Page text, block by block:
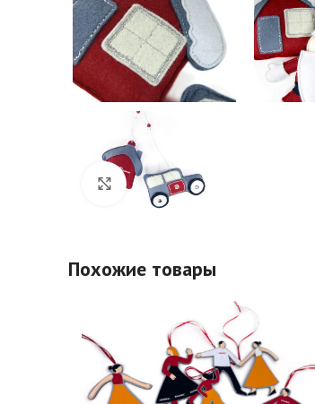
Click to enlarge
Похожие товары